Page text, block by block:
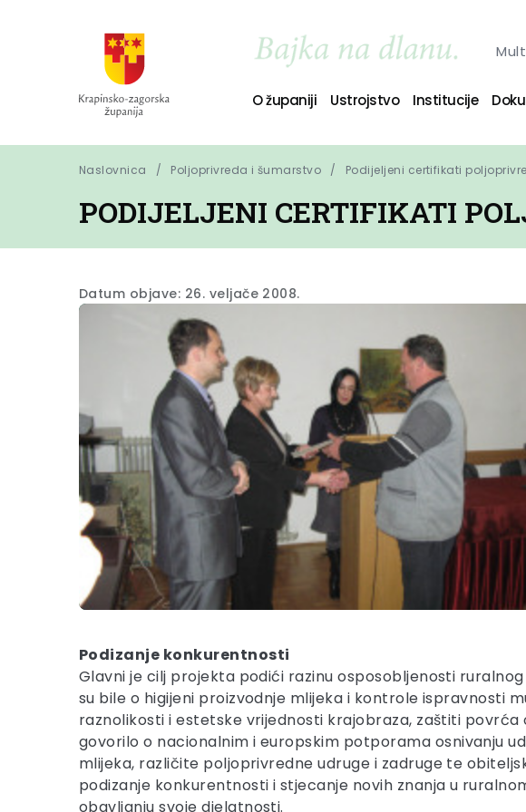
O županiji Ustrojstvo Institucije
Naslovnica Poljoprivreda i šumarstvo Podijeljeni certifikati
PODIJELJENI CERTIFIKATI
Datum objave: 26. veljače 2008.
Podizanje konkurentnosti
Glavni je cilj projekta podići razinu osposobljenosti
su bile o higijeni proizvodnje mlijeka i kontrole ispravnosti
raznolikosti i estetske vrijednosti krajobraza, zaštiti
govorilo o nacionalnim i europskim potporama osnivanju
mlijeka, različite poljoprivredne udruge i zadruge te
podizanje konkurentnosti i stjecanje novih znanja u
obavljanju svoje djelatnosti.